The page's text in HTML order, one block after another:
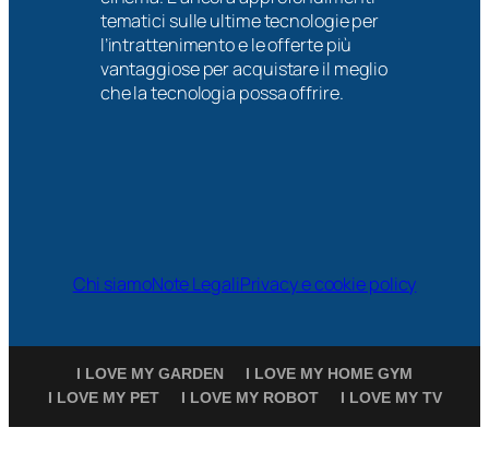
tematici sulle ultime tecnologie per
l’intrattenimento e le offerte più
vantaggiose per acquistare il meglio
che la tecnologia possa offrire.
Chi siamoNote LegaliPrivacy e cookie policy
I LOVE MY GARDEN
I LOVE MY HOME GYM
I LOVE MY PET
I LOVE MY ROBOT I LOVE MY TV